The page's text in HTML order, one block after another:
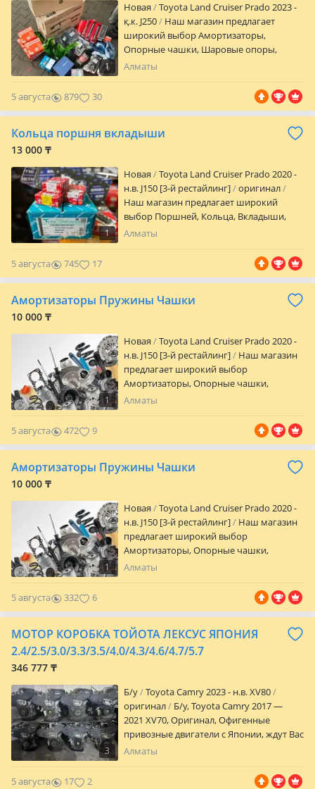
1
Новая
Toyota Land Cruiser Prado 2023 -
қ.к. J250
Наш магазин предлагает
широкий выбор Амортизаторы,
Опорные чашки, Шаровые опоры,
Стабилизаторы, Рулевые тяги,
Есть бренды как KYB, TOKICO, STR, 555,
GMB, EEP, SRR, WXQP и многое другое по
ходовой. Отправка по Казахстану в
любую точку. Для постоянных клиентов
Алматы
5 августа 879 30
Кольца поршня вкладыши
13 000 ₸
1
Новая
Toyota Land Cruiser Prado 2020 -
н.в. J150 [3-й рестайлинг]
оригинал
Наш магазин предлагает широкий
выбор Поршней, Кольца, Вкладыши,
Клапана, Ремкомплекты Отправка по
постоянных клиентов и Мастерам
скидка Мы находимся в городе Алматы
Алматы
5 августа 745 17
Амортизаторы Пружины Чашки
10 000 ₸
1
Новая
Toyota Land Cruiser Prado 2020 -
н.в. J150 [3-й рестайлинг]
Наш магазин
предлагает широкий выбор
Амортизаторы, Опорные чашки,
Шаровые опоры, Стабилизаторы,
Сайлентблокии, Рычаги. Есть бренды
как KYB, TOKICO, STR, 555, GMB, EEP, SRR,
WXQP и многое другое по ходовой. Для
постоянных клиентов и Мастерам
Алматы
5 августа 472 9
Амортизаторы Пружины Чашки
10 000 ₸
1
Новая
Toyota Land Cruiser Prado 2020 -
н.в. J150 [3-й рестайлинг]
Наш магазин
предлагает широкий выбор
Амортизаторы, Опорные чашки,
Шаровые опоры, Стабилизаторы,
Сайлентблокии, Рычаги. Есть бренды
как KYB, TOKICO, STR, 555, GMB, EEP, SRR,
WXQP и многое другое по ходовой. Для
постоянных клиентов и Мастерам
скидка Мы находимся в городе Алматы
Алматы
5 августа 332 6
МОТОР КОРОБКА ТОЙОТА ЛЕКСУС ЯПОНИЯ
2.4/2.5/3.0/3.3/3.5/4.0/4.3/4.6/4.7/5.7
346 777 ₸
3
Б/y
Toyota Camry 2023 - н.в. XV80
оригинал
Б/y, Toyota Camry 2017 —
2021 XV70, Оригинал, Офигенные
привозные двигатели с Японии, ждут Вас
в идеальном состоянии Качественная
ПОДАРОК Гарантия от поставщика
Алматы
5 августа 17 2